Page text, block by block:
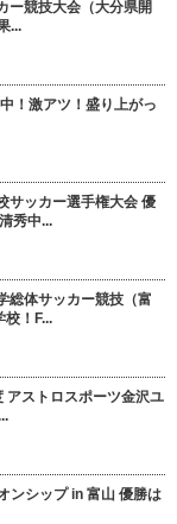
ー競技大会（大分県開
...
！激アツ！盛り上がっ
サッカー選手権大会 優
秀中...
総体サッカー競技（富
校！F...
アストロスポーツ金沢ユ
ンシップ in 富山 優勝は